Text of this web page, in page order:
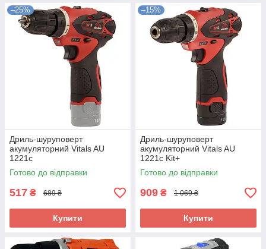
–25%
Дриль-шуруповерт
акумуляторний Vitals AU
1221c
Готово до відправки
517 ₴ 689 ₴
Купити
–15%
Дриль-шуруповерт
акумуляторний Vitals AU
1221c Kit+
Готово до відправки
909 ₴ 1 069 ₴
Купити